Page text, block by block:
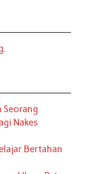
Seorang
Nakes
Bertahan